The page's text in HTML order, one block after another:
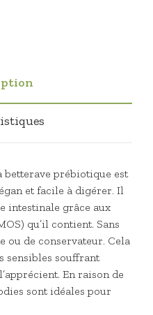
betterave prébiotique est
et facile à digérer. Il
intestinale grâce aux
qu’il contient. Sans
ou de conservateur. Cela
sensibles souffrant
En raison de
sont idéales pour